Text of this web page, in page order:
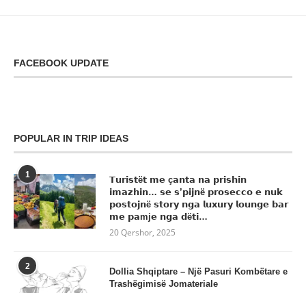
FACEBOOK UPDATE
POPULAR IN TRIP IDEAS
1
𝗧𝘂𝗿𝗶𝘀𝘁ë𝘁 𝗺𝗲 ç𝗮𝗻𝘁𝗮 𝗻𝗮 𝗽𝗿𝗶𝘀𝗵𝗶𝗻
𝗶𝗺𝗮𝘇𝗵𝗶𝗻… 𝘀𝗲 𝘀’𝗽𝗶𝗷𝗻ë 𝗽𝗿𝗼𝘀𝗲𝗰𝗰𝗼 𝗲 𝗻𝘂𝗸
𝗽𝗼𝘀𝘁𝗼𝗷𝗻ë 𝘀𝘁𝗼𝗿𝘆 𝗻𝗴𝗮 𝗹𝘂𝘅𝘂𝗿𝘆 𝗹𝗼𝘂𝗻𝗴𝗲 𝗯𝗮𝗿
𝗺𝗲 𝗽𝗮mj𝗲 𝗻𝗴𝗮 𝗱ë𝘁𝗶…
20 Qershor, 2025
2
Dollia Shqiptare – Një Pasuri Kombëtare e
Trashëgimisë Jomateriale